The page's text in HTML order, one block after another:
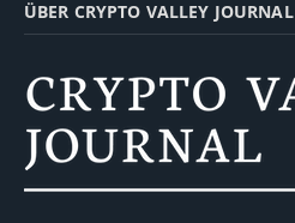
ÜBER CRYPTO VALLEY JOURNAL